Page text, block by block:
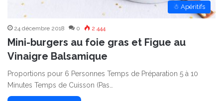
☃ Apéritifs
24 décembre 2018 0 2 444
Mini-burgers au foie gras et Figue au
Vinaigre Balsamique
Proportions pour 6 Personnes Temps de Préparation 5 à 10
Minutes Temps de Cuisson (Pas…